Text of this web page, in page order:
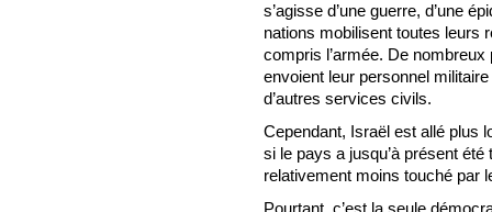
s’agisse d’une guerre, d’une
nations mobilisent toutes leurs
compris l’armée. De
envoient leur personnel
d’autres services civils.
Cependant, Israël est allé plus
si le pays a jusqu’à présent
relativement moins touché par